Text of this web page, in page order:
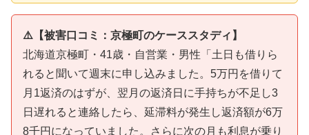
⚠️【被害口コミ：京極町のケーススタディ】
北海道京極町・41歳・自営業・男性「土日も借りら
れると聞いて週末に申し込みました。5万円を借りて
月1返済のはずが、翌月の返済日に手持ちが不足し3
日遅れると連絡したら、延滞料が発生し返済額が6万
8千円になっていました。さらに次の月も利息が乗り